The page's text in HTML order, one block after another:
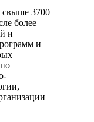
свыше 3700
более
и
и